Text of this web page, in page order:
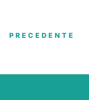
PRECEDENTE